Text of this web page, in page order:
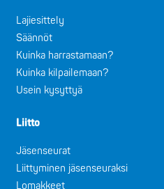
Lajiesittely
Säännöt
Kuinka harrastamaan?
Kuinka kilpailemaan?
Usein kysyttyä
Liitto
Jäsenseurat
Liittyminen jäsenseuraksi
Lomakkeet